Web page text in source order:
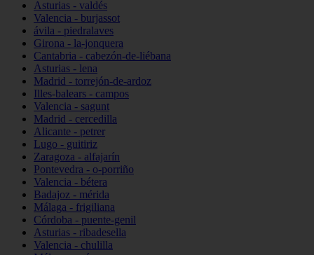
Asturias - valdés
Valencia - burjassot
ávila - piedralaves
Girona - la-jonquera
Cantabria - cabezón-de-liébana
Asturias - lena
Madrid - torrejón-de-ardoz
Illes-balears - campos
Valencia - sagunt
Madrid - cercedilla
Alicante - petrer
Lugo - guitiriz
Zaragoza - alfajarín
Pontevedra - o-porriño
Valencia - bétera
Badajoz - mérida
Málaga - frigiliana
Córdoba - puente-genil
Asturias - ribadesella
Valencia - chulilla